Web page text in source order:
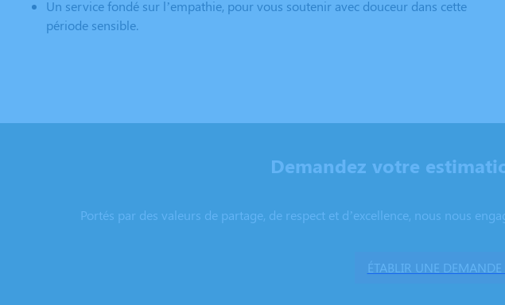
Un service fondé sur l’empathie, pour vous soutenir avec douceur dans cette
période sensible.
Demandez votre
Portés par des valeurs de partage, de respect et d’excellence, nous nous
ÉTABLIR UNE